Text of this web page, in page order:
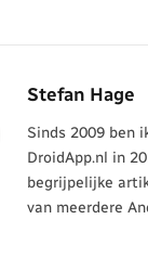
Stefan Hage
Sinds 2009 ben
DroidApp.nl in
begrijpelijke
van meerdere